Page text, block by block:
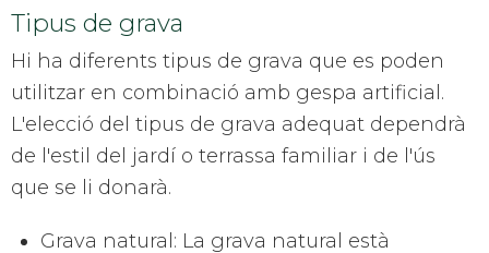
Tipus de grava
Hi ha diferents tipus de grava que es poden
utilitzar en combinació amb gespa artificial.
L'elecció del tipus de grava adequat dependrà
de l'estil del jardí o terrassa familiar i de l'ús
que se li donarà.
Grava natural: La grava natural està